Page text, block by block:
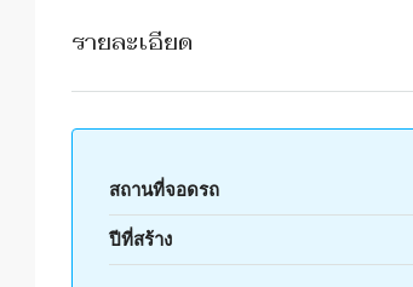
รายละเอียด
สถานที่จอดรถ
ปีที่สร้าง